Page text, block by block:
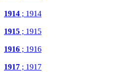
1914 ; 1914
1915 ; 1915
1916 ; 1916
1917 ; 1917